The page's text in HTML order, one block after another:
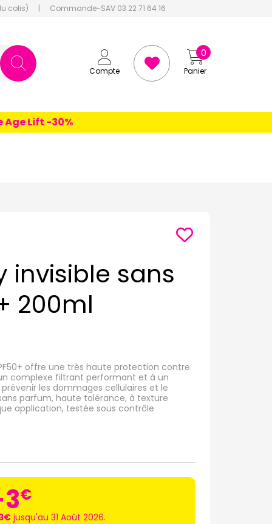
colis) | Commande-SAV 03 22 71 64 16
Compte Panier
0
Lift -30%
invisible sans
200ml
offre une très haute protection contre
complexe filtrant performant et à un
les dommages cellulaires et le
parfum, haute tolérance, à texture
application, testée sous contrôle
€
jusqu'au 31 Août 2026.